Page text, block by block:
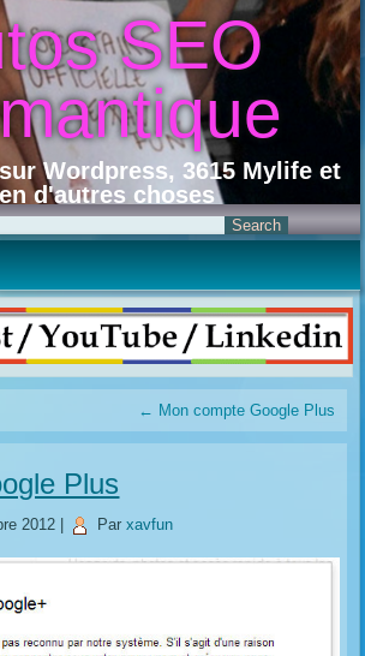
SEO
Wordpress, 3615 Mylife et
d'autres choses
← Mon compte Google Plus
Plus
2012 Par xavfun